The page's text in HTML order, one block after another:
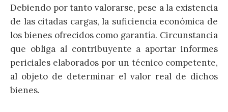
Debiendo por tanto valorarse, pese a la existencia
de las citadas cargas, la suficiencia económica de
los bienes ofrecidos como garantía. Circunstancia
que obliga al contribuyente a aportar informes
periciales elaborados por un técnico competente,
al objeto de determinar el valor real de dichos
bienes.